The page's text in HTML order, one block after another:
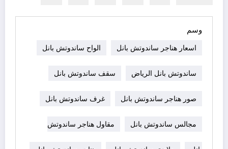
وسم
اسعار هناجر ساندوتش بانل الواح ساندوتش بانل
ساندوتش بانل الرياض سقف ساندوتش بانل
صور هناجر ساندوتش بانل غرف ساندوتش بانل
مجالس ساندوتش بانل مقاول هناجر ساندوتش